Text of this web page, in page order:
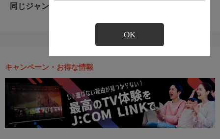
OK
同じジャンルのおすすめ番組
キャンペーン・お得な情報